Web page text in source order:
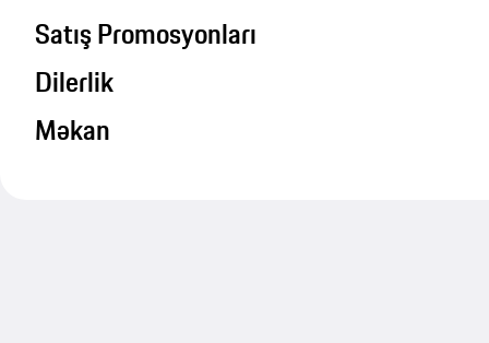
Satış Promosyonları
Dilerlik
Məkan